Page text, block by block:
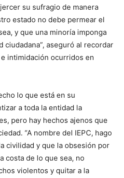
su sufragio de manera
estado no debe permear el
y que una minoría imponga
ciudadana”, aseguró al recordar
intimidación ocurridos en
lo que está en su
a toda la entidad la
pero hay hechos ajenos que
“A nombre del IEPC, hago
civilidad y que la obsesión por
costa de lo que sea, no
violentos y quitar a la